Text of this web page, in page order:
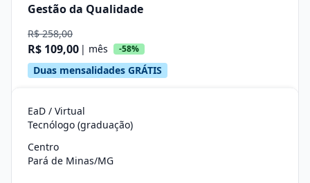
Gestão da Qualidade
R$ 258,00
R$ 109,00 | mês -58%
Duas mensalidades GRÁTIS
EaD / Virtual
Tecnólogo (graduação)
Centro
Pará de Minas/MG